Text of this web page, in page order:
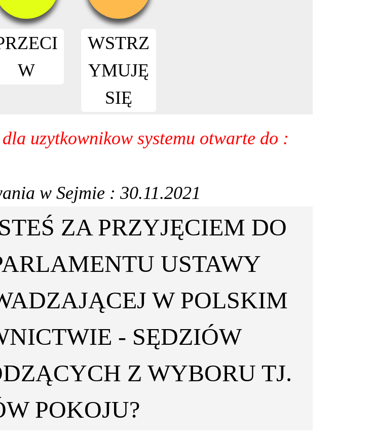
W
WSTRZ
YMUJĘ
SIĘ
uzytkownikow systemu otwarte do :
w Sejmie : 30.11.2021
ZA PRZYJĘCIEM DO
USTAWY
W POLSKIM
- SĘDZIÓW
Z WYBORU TJ.
POKOJU?